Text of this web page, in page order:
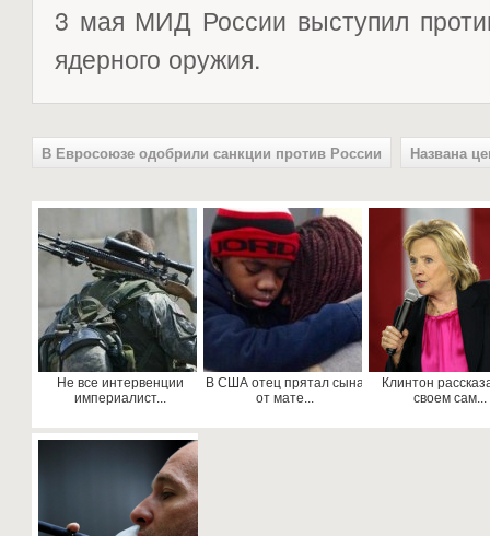
3 мая МИД России выступил
ядерного оружия.
В Евросоюзе одобрили санкции против России Названа
Не все интервенции
империалист...
В США отец прятал сына
от мате...
Клинтон
своем сам...